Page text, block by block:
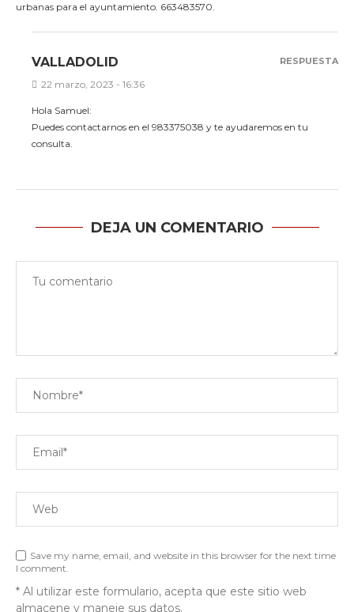
urbanas para el ayuntamiento. 663483570.
VALLADOLID
22 marzo, 2023 - 16:36
Hola Samuel:
Puedes contactarnos en el 983375038 y te ayudaremos en tu
consulta.
RESPUESTA
DEJA UN COMENTARIO
Save my name, email, and website in this browser for the next time
I comment.
* Al utilizar este formulario, acepta que este sitio web
almacene y maneje sus datos.